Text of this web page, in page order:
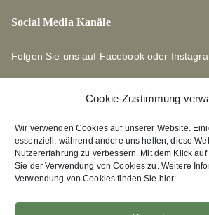
Cookie-Zustimmung
Wir verwenden Cookies auf unserer Website.
essenziell, während andere uns helfen, diese
Nutzererfahrung zu verbessern. Mit dem Klick
Sie der Verwendung von Cookies zu. Weitere
Verwendung von Cookies finden Sie hier:
Social Media Kanäle
Folgen Sie uns auf Facebook oder
Links zu unseren Partnerverlagen
Edition Bärenklau